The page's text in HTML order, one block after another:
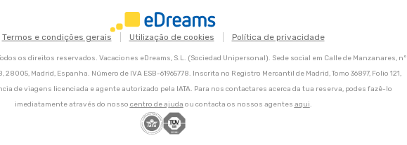
Termos e condições gerais Utilização de cookies Política de privacidade
os direitos reservados. Vacaciones eDreams, S.L. (Sociedad Unipersonal). Sede social em Calle de Manzanares, nº
28005, Madrid, Espanha. Número de IVA ESB-61965778. Inscrita no Registro Mercantil de Madrid, Tomo 36897, Folio 121,
de viagens licenciada e agente autorizado pela IATA. Para nos contactares acerca da tua reserva, podes fazê-lo
imediatamente através do nosso centro de ajuda ou contacta os nossos agentes aqui.